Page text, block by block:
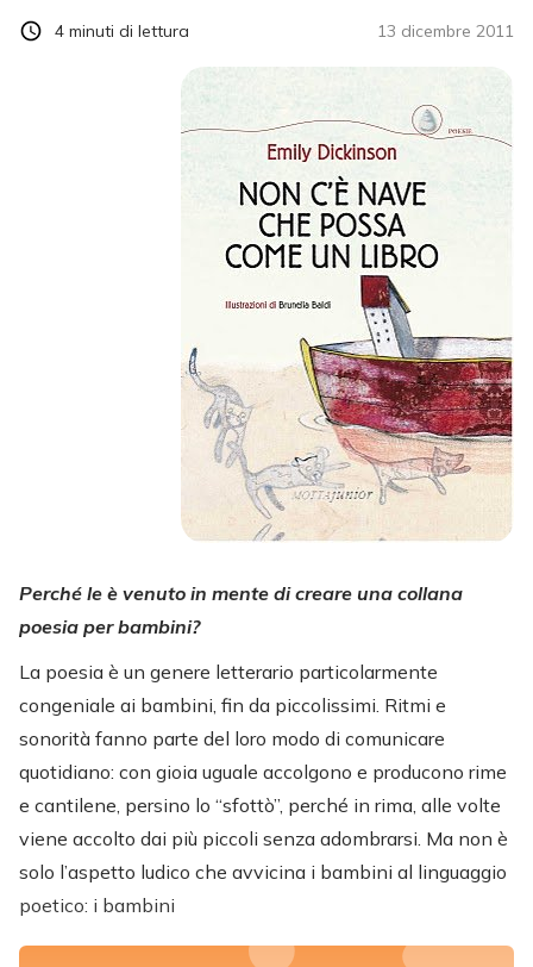
13 dicembre 2011
4 minuti di lettura
Perché le è venuto in mente di creare una collana
poesia per bambini?
La poesia è un genere letterario particolarmente
congeniale ai bambini, fin da piccolissimi. Ritmi e
sonorità fanno parte del loro modo di comunicare
quotidiano: con gioia uguale accolgono e producono rime
e cantilene, persino lo “sfottò”, perché in rima, alle volte
viene accolto dai più piccoli senza adombrarsi. Ma non è
solo l’aspetto ludico che avvicina i bambini al linguaggio
poetico: i bambini